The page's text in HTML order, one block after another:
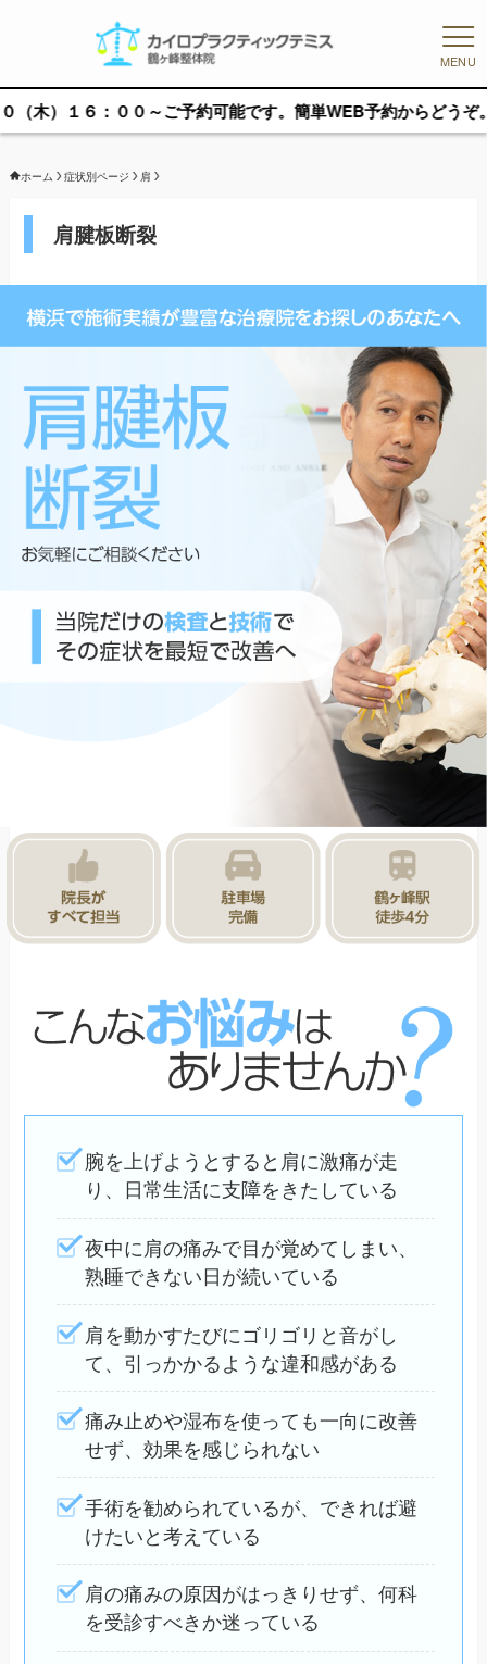
MENU
～ご予約可能です。簡単WEB予約からどうぞ。
ホーム 症状別ページ 肩
肩腱板断裂
腕を上げようとすると肩に激痛が走
り、日常生活に支障をきたしている
夜中に肩の痛みで目が覚めてしまい、
熟睡できない日が続いている
肩を動かすたびにゴリゴリと音がし
て、引っかかるような違和感がある
痛み止めや湿布を使っても一向に改善
せず、効果を感じられない
手術を勧められているが、できれば避
けたいと考えている
肩の痛みの原因がはっきりせず、何科
を受診すべきか迷っている